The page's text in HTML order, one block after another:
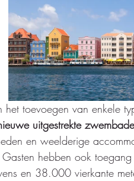
toevoegen van enkele
uitgestrekte
en weelderige
hebben ook
en 38.000 vierkante